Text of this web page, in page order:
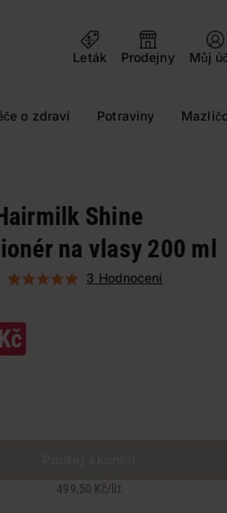
Leták
Prodejny Můj
o zdraví Potraviny
Shine
na vlasy 200 ml
3 Hodnocení
499,50 Kč/ lit